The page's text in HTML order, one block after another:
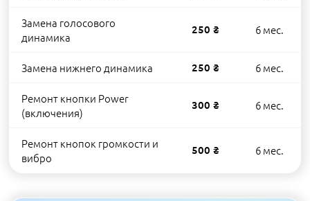
Замена голосового
динамика
250 ₴ 6 мес.
Замена нижнего динамика 250 ₴ 6 мес.
Ремонт кнопки Power
(включения)
300 ₴ 6 мес.
Ремонт кнопок громкости и
вибро
500 ₴ 6 мес.